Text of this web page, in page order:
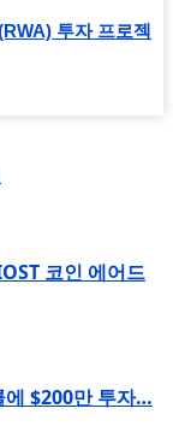
투자 프로젝
코인 에어드
에 $200만 투자…